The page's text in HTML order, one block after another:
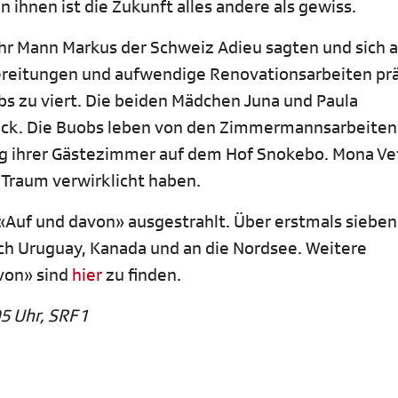
ist die Zukunft alles andere als gewiss.
Mann Markus der Schweiz Adieu sagten und sich
und aufwendige Renovationsarbeiten
zu viert. Die beiden Mädchen Juna und Paula
Die Buobs leben von den
Gästezimmer auf dem Hof Snokebo. Mona
verwirklicht haben.
und davon» ausgestrahlt. Über erstmals
Uruguay, Kanada und an die Nordsee. Weitere
sind hierzu finden.
SRF 1